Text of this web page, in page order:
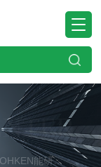
能研